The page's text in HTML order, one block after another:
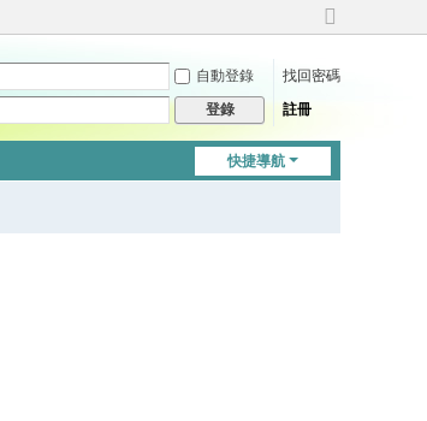
切
到
自動登錄
找回密碼
登錄 註冊
快捷導航